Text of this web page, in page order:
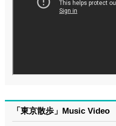
「東京散歩」Music Video